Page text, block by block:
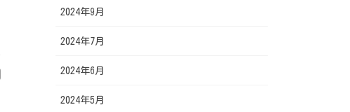
2024年9月
2024年7月
2024年6月
2024年5月